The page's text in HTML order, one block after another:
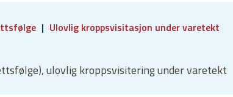
Ulovlig kroppsvisitasjon under varetekt
ulovlig kroppsvisitering under varetekt